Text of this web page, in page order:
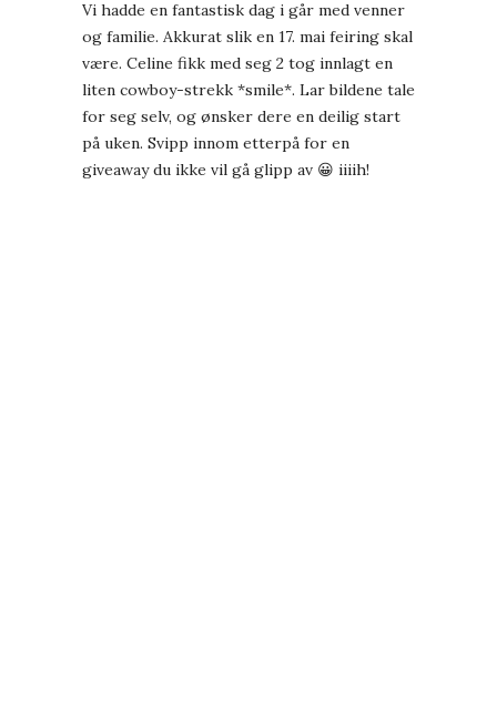
Vi hadde en fantastisk dag i går med venner
og familie. Akkurat slik en 17. mai feiring skal
være. Celine fikk med seg 2 tog innlagt en
liten cowboy-strekk *smile*. Lar bildene tale
for seg selv, og ønsker dere en deilig start
på uken. Svipp innom etterpå for en
giveaway du ikke vil gå glipp av 😀 iiiih!